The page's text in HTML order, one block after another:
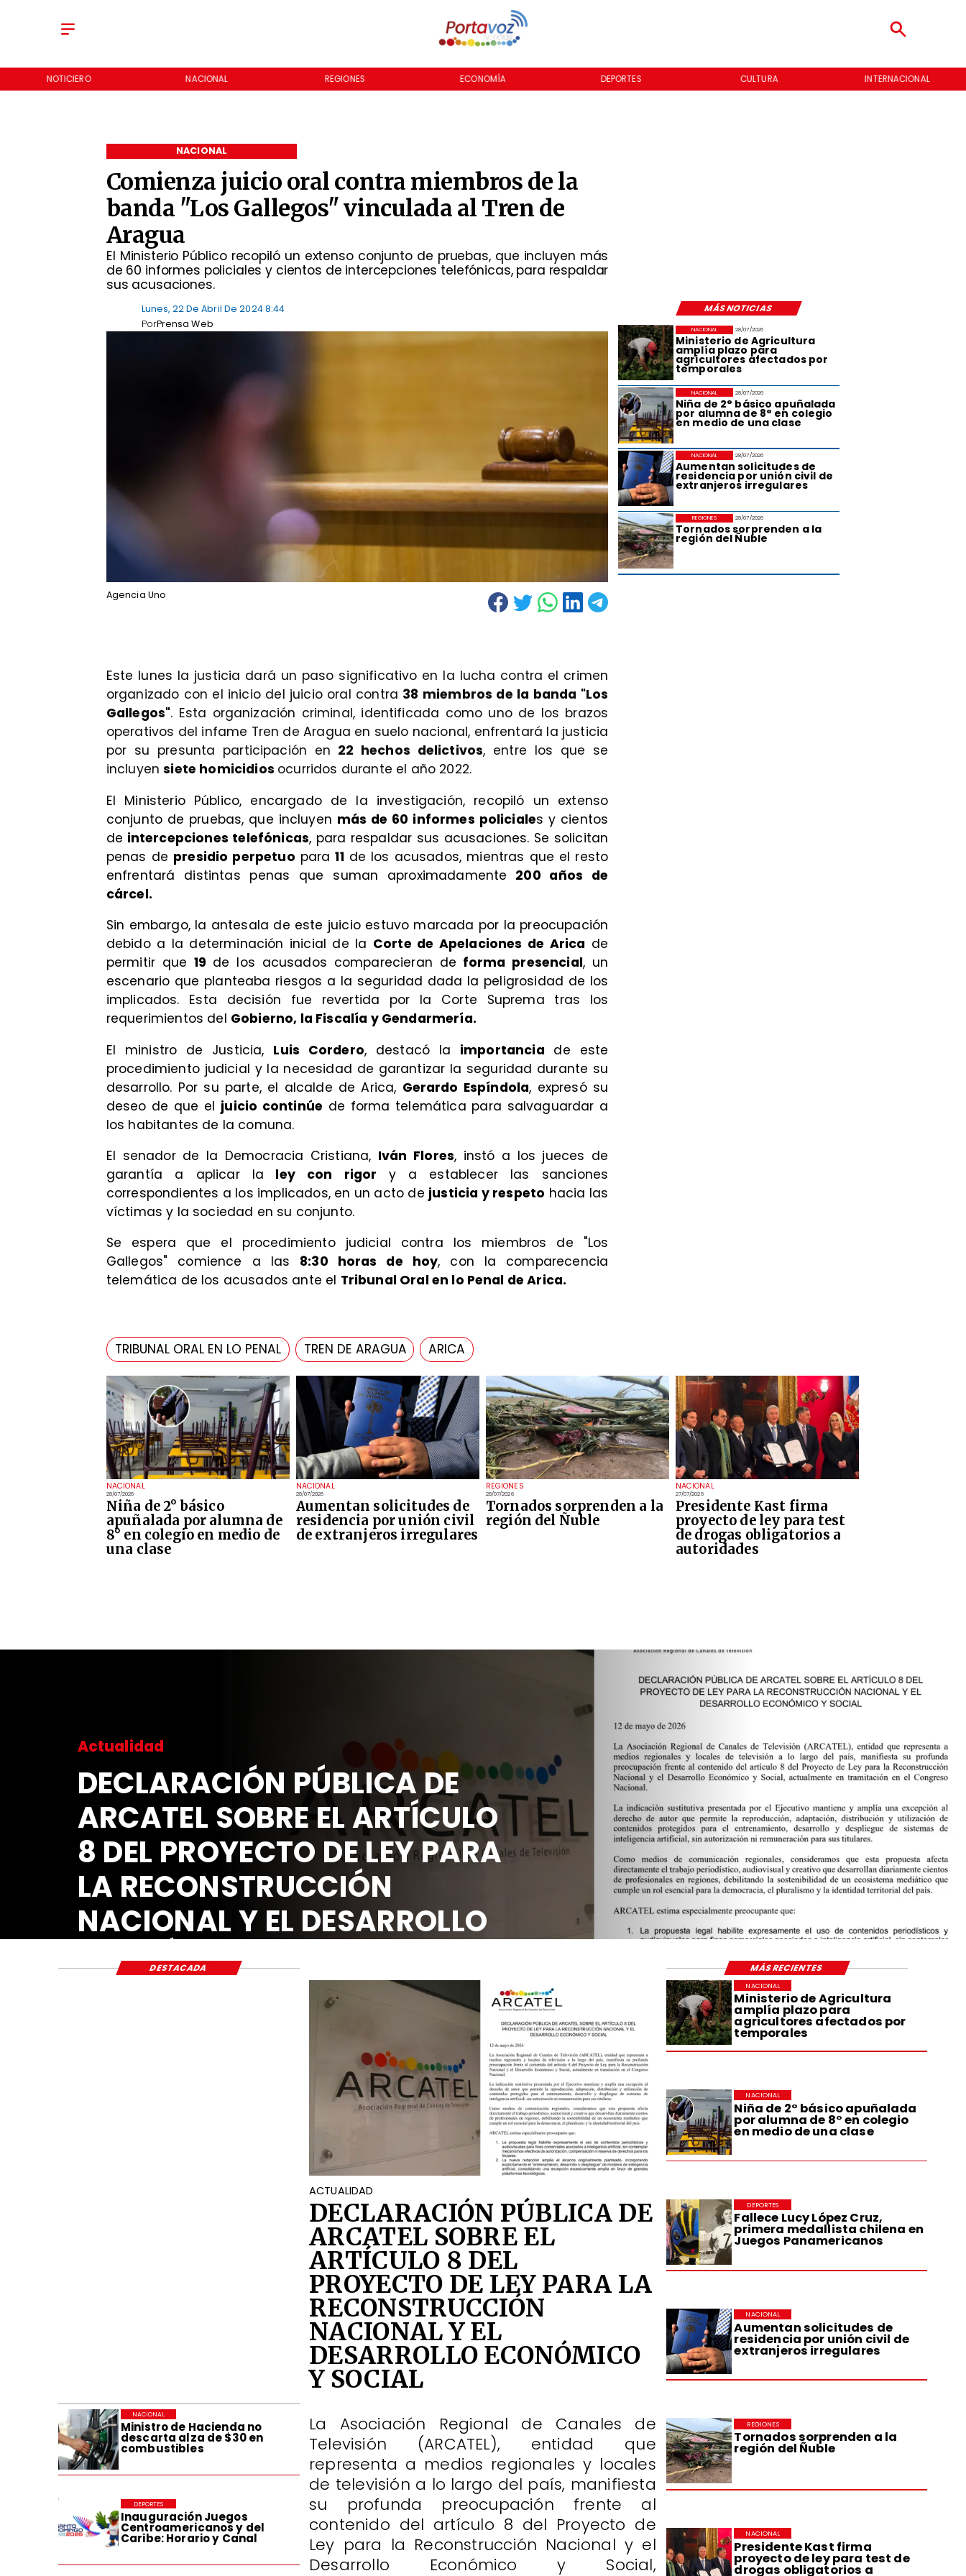
NOTICIERO NACIONAL REGIONES ECONOMÍA DEPORTES CULTURA INTERNACIONAL
Comienza juicio oral contra miembros de la
banda "Los Gallegos" vinculada al Tren de
Aragua
​El Ministerio Público recopiló un extenso conjunto de pruebas, que incluyen más
de 60 informes policiales y cientos de intercepciones telefónicas, para respaldar
sus acusaciones.
NACIONAL
MÁS NOTICIAS
Lunes, 22 De Abril De 2024 8:44
Prensa Web
Por
Agencia Uno
NACIONAL
28/07/2026
Niña de 2° básico
apuñalada por alumna de
8° en colegio en medio de
una clase
NACIONAL
28/07/2026
Aumentan solicitudes de
residencia por unión civil
de extranjeros irregulares
REGIONES
28/07/2026
Tornados sorprenden a la
región del Ñuble
NACIONAL
27/07/2026
Presidente Kast firma
proyecto de ley para test
de drogas obligatorios a
autoridades
28/07/2026
Ministerio de Agricultura
amplía plazo para
agricultores afectados por
temporales
NACIONAL
28/07/2026
Niña de 2° básico apuñalada
por alumna de 8° en colegio
en medio de una clase
NACIONAL
28/07/2026
Aumentan solicitudes de
residencia por unión civil de
extranjeros irregulares
NACIONAL
28/07/2026
Tornados sorprenden a la
región del Ñuble
REGIONES
Este lunes la justicia dará un paso significativo en la lucha contra el crimen
organizado con el inicio del juicio oral contra 38 miembros de la banda "Los
Gallegos". Esta organización criminal, identificada como uno de los brazos
operativos del infame Tren de Aragua en suelo nacional, enfrentará la justicia
por su presunta participación en 22 hechos delictivos, entre los que se
incluyensiete homicidios ocurridos durante el año 2022.
El Ministerio Público, encargado de la investigación, recopiló un extenso
conjunto de pruebas, que incluyen más de 60 informes policiales y cientos
de intercepciones telefónicas, para respaldar sus acusaciones. Se solicitan
penas de presidio perpetuo para11 de los acusados, mientras que el resto
enfrentará distintas penas que suman aproximadamente 200 años de
cárcel.
Sin embargo, la antesala de este juicio estuvo marcada por la preocupación
debido a la determinación inicial de la Corte de Apelaciones de Arica de
permitir que19 de los acusados comparecieran de forma presencial, un
escenario que planteaba riesgos a la seguridad dada la peligrosidad de los
implicados. Esta decisión fue revertida por la Corte Suprema tras los
requerimientos del Gobierno, la Fiscalía y Gendarmería.
El ministro de Justicia, Luis Cordero, destacó la importancia de este
procedimiento judicial y la necesidad de garantizar la seguridad durante su
desarrollo. Por su parte, el alcalde de Arica, Gerardo Espíndola, expresó su
deseo de que el juicio continúe de forma telemática para salvaguardar a
los habitantes de la comuna.
El senador de la Democracia Cristiana, Iván Flores, instó a los jueces de
garantía a aplicar la ley con rigor y a establecer las sanciones
correspondientes a los implicados, en un acto de justicia y respeto hacia las
víctimas y la sociedad en su conjunto.
Se espera que el procedimiento judicial contra los miembros de "Los
Gallegos" comience a las 8:30 horas de hoy, con la comparecencia
telemática de los acusados ante el Tribunal Oral en lo Penal de Arica.
TRIBUNAL ORAL EN LO PENAL TREN DE ARAGUA ARICA
Actualidad
DECLARACIÓN PÚBLICA DE
ARCATEL SOBRE EL ARTÍCULO
8 DEL PROYECTO DE LEY PARA
LA RECONSTRUCCIÓN
NACIONAL Y EL DESARROLLO
ECONÓMICO Y SOCIAL
Ministerio de Agricultura
amplía plazo para
agricultores afectados por
temporales
NACIONAL
Niña de 2° básico apuñalada
por alumna de 8° en colegio
en medio de una clase
NACIONAL
Fallece Lucy López Cruz,
primera medallista chilena en
Juegos Panamericanos
DEPORTES
Aumentan solicitudes de
residencia por unión civil de
extranjeros irregulares
NACIONAL
Tornados sorprenden a la
región del Ñuble
REGIONES
Presidente Kast firma
proyecto de ley para test de
drogas obligatorios a
NACIONAL
Ministro de Hacienda no
descarta alza de $30 en
combustibles
NACIONAL
Inauguración Juegos
Centroamericanos y del
Caribe: Horario y Canal
DEPORTES
ACTUALIDAD
DECLARACIÓN PÚBLICA DE
ARCATEL SOBRE EL
ARTÍCULO 8 DEL
PROYECTO DE LEY PARA LA
RECONSTRUCCIÓN
NACIONAL Y EL
DESARROLLO ECONÓMICO
Y SOCIAL
La Asociación Regional de Canales de
Televisión (ARCATEL), entidad que
representa a medios regionales y locales
de televisión a lo largo del país, manifiesta
su profunda preocupación frente al
contenido del artículo 8 del Proyecto de
Ley para la Reconstrucción Nacional y el
Desarrollo Económico y Social,
DESTACADA MÁS RECIENTES